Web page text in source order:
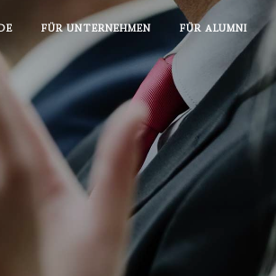
FÜR UNTERNEHMEN FÜR ALUMNI